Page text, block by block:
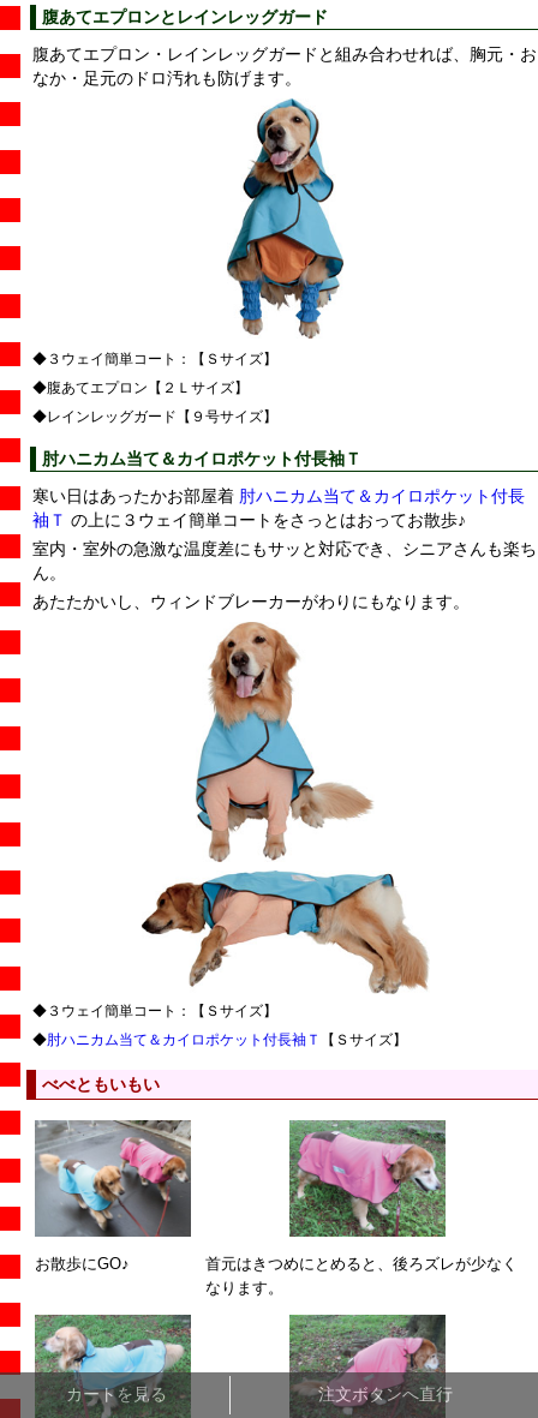
腹あてエプロンとレインレッグガード
腹あてエプロン・レインレッグガードと組み合わせれば、胸元・お
なか・足元のドロ汚れも防げます。
◆３ウェイ簡単コート：【Ｓサイズ】
◆腹あてエプロン【２Ｌサイズ】
◆レインレッグガード【９号サイズ】
肘ハニカム当て＆カイロポケット付長袖Ｔ
寒い日はあったかお部屋着 肘ハニカム当て＆カイロポケット付長
袖Ｔ の上に３ウェイ簡単コートをさっとはおってお散歩♪
室内・室外の急激な温度差にもサッと対応でき、シニアさんも楽ち
ん。
あたたかいし、ウィンドブレーカーがわりにもなります。
◆３ウェイ簡単コート：【Ｓサイズ】
◆肘ハニカム当て＆カイロポケット付長袖Ｔ 【Ｓサイズ】
べべともいもい
お散歩にGO♪
首元はきつめにとめると、後ろズレが少なく
なります。
カートを見る 注文ボタンへ直行